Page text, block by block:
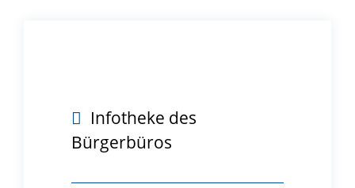
Infotheke des
Bürgerbüros